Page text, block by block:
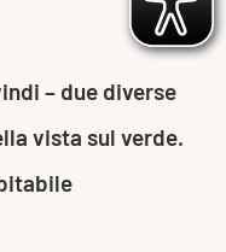
– due diverse
vista sul verde.